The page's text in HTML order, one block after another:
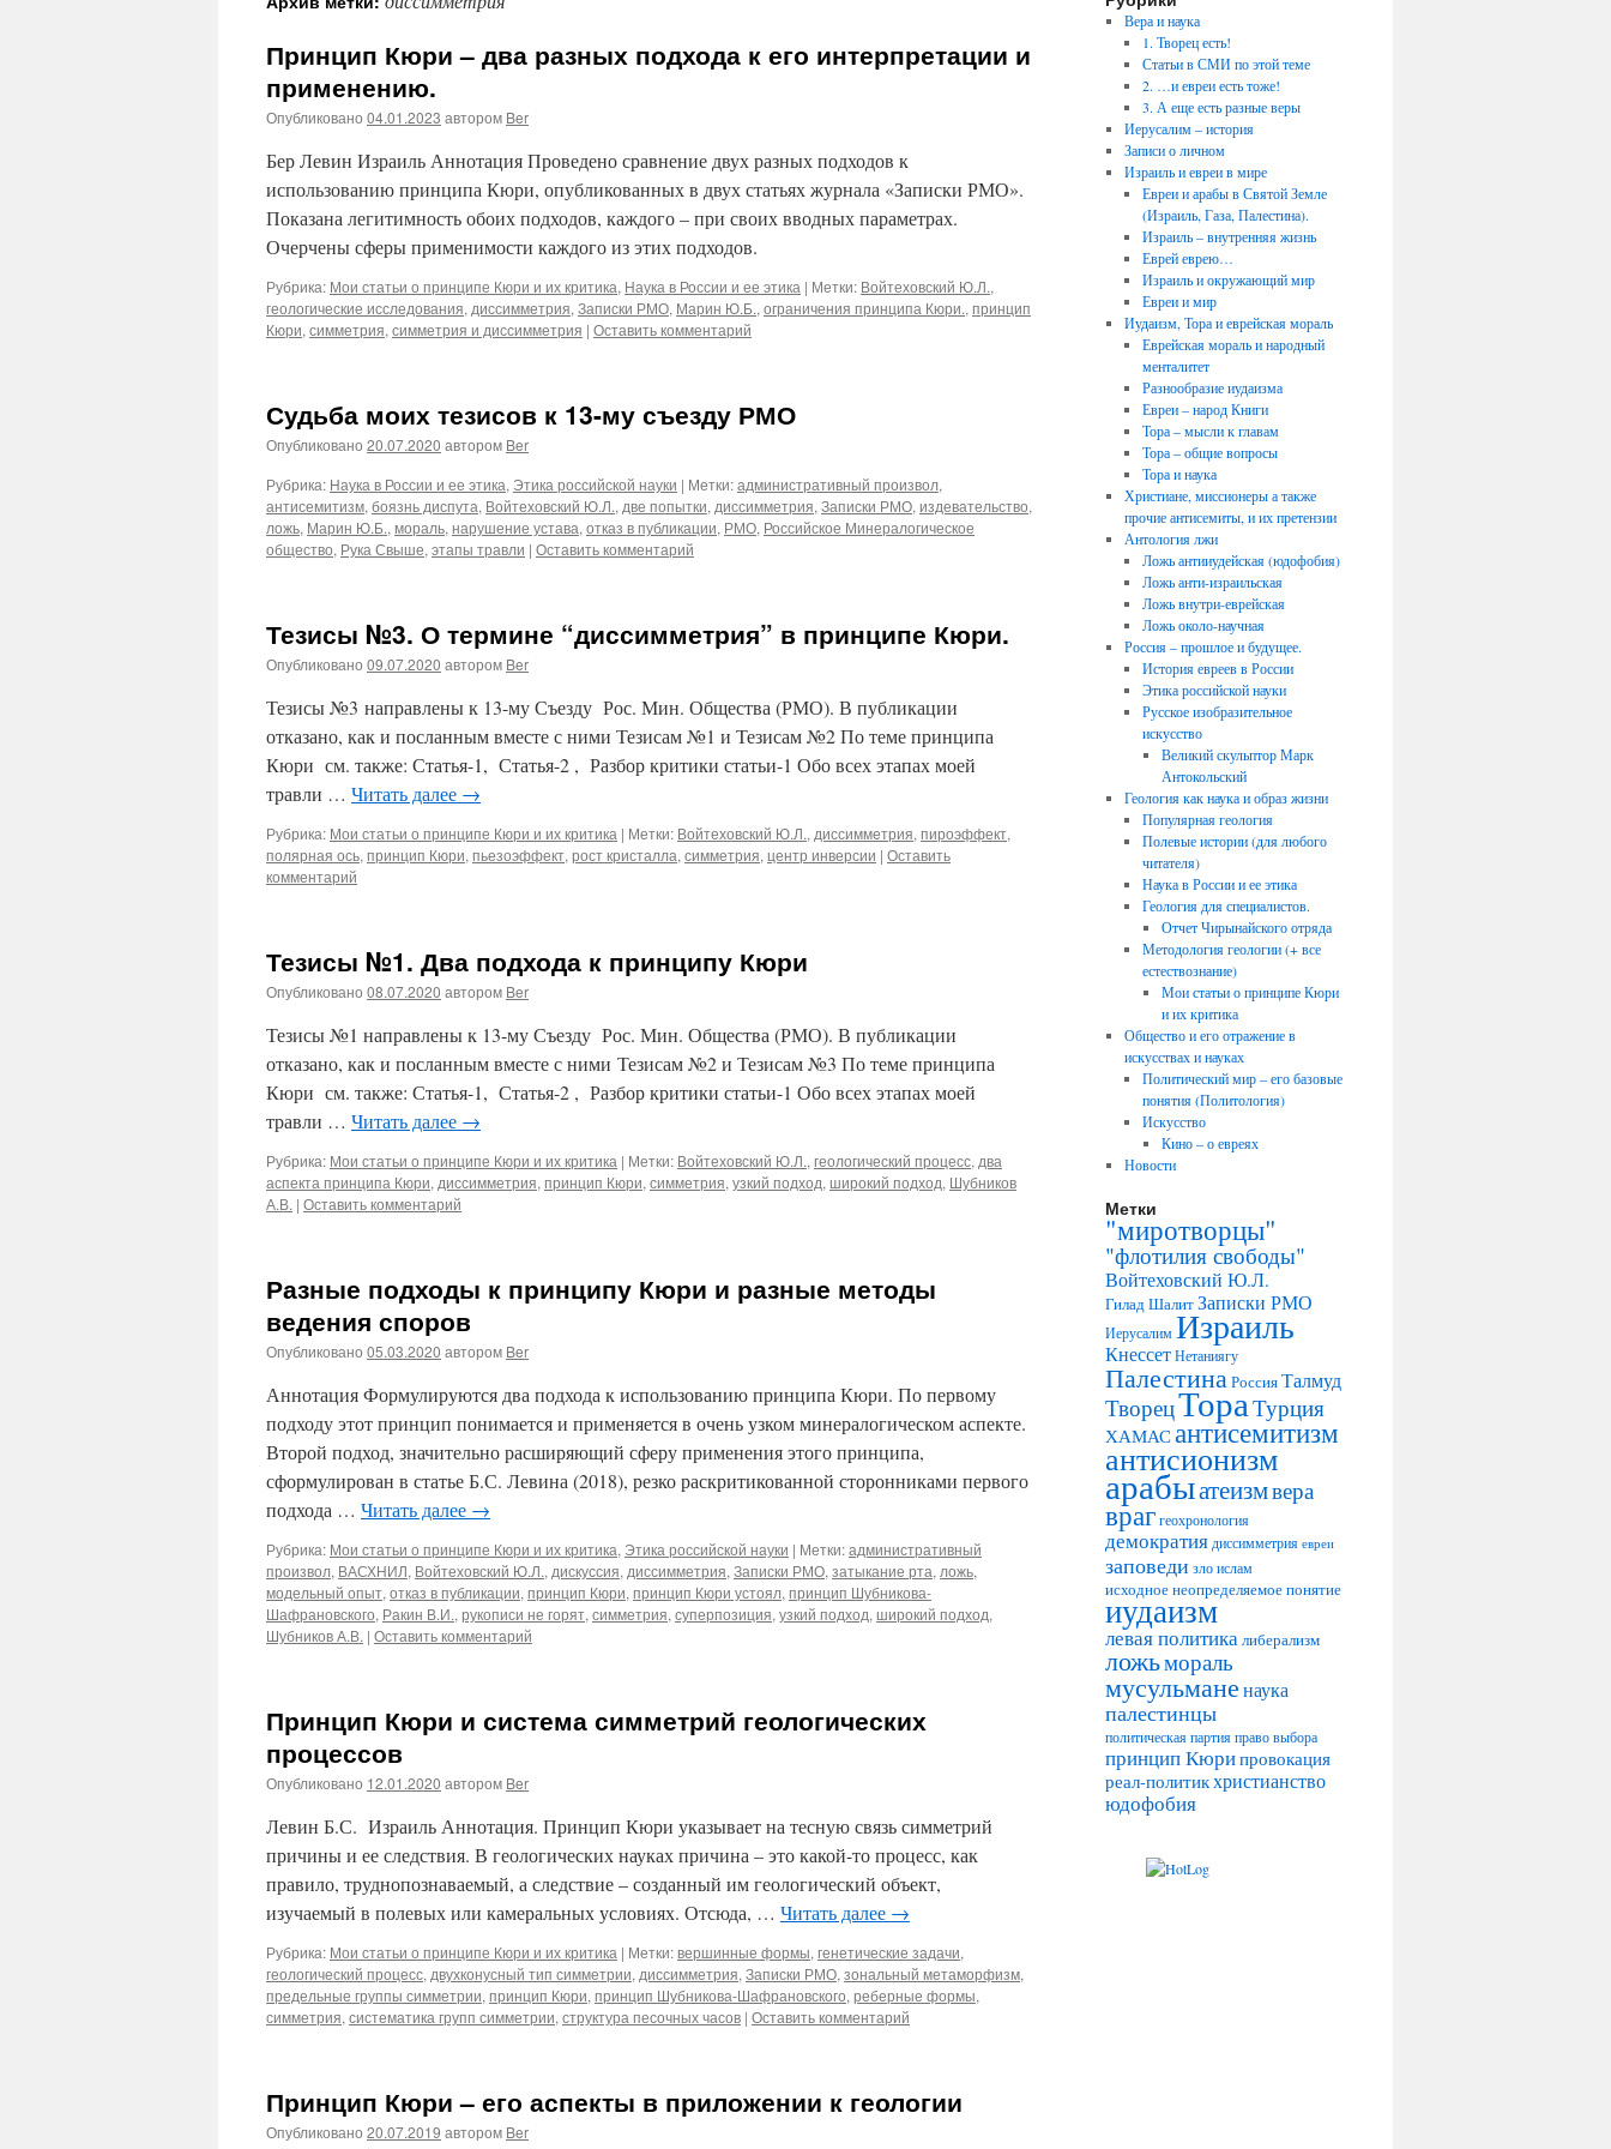
Принцип Кюри – два разных подхода к его интерпретации и
применению.
Опубликовано 04.01.2023 автором Ber
Бер Левин Израиль Аннотация Проведено сравнение двух разных подходов к
использованию принципа Кюри, опубликованных в двух статьях журнала «Записки РМО».
Показана легитимность обоих подходов, каждого – при своих вводных параметрах.
Очерчены сферы применимости каждого из этих подходов.
Рубрика: Мои статьи о принципе Кюри и их критика, Наука в России и ее этика | Метки: Войтеховский Ю.Л.,
геологические исследования, диссимметрия, Записки РМО, Марин Ю.Б., ограничения принципа Кюри., принцип
Кюри, симметрия, симметрия и диссимметрия | Оставить комментарий
Судьба моих тезисов к 13-му съезду РМО
Опубликовано 20.07.2020 автором Ber
Рубрика: Наука в России и ее этика, Этика российской науки | Метки:административный произвол,
антисемитизм, боязнь диспута, Войтеховский Ю.Л., две попытки, диссимметрия, Записки РМО, издевательство,
ложь, Марин Ю.Б., мораль, нарушение устава, отказ в публикации, РМО, Российское Минералогическое
общество, Рука Свыше, этапы травли | Оставить комментарий
Тезисы №3. О термине “диссимметрия” в принципе Кюри.
Опубликовано 09.07.2020 автором Ber
Тезисы №3 направлены к 13-му Съезду Рос. Мин. Общества (РМО). В публикации
отказано, как и посланным вместе с ними Тезисам №1 и Тезисам №2 По теме принципа
Кюри см. также: Статья-1, Статья-2 , Разбор критики статьи-1 Обо всех этапах моей
травли … Читать далее →
Рубрика: Мои статьи о принципе Кюри и их критика | Метки: Войтеховский Ю.Л., диссимметрия, пироэффект,
полярная ось, принцип Кюри, пьезоэффект, рост кристалла, симметрия, центр инверсии | Оставить
комментарий
Тезисы №1. Два подхода к принципу Кюри
Опубликовано 08.07.2020 автором Ber
Тезисы №1 направлены к 13-му Съезду Рос. Мин. Общества (РМО). В публикации
отказано, как и посланным вместе с ними Тезисам №2 и Тезисам №3 По теме принципа
Кюри см. также: Статья-1, Статья-2 , Разбор критики статьи-1 Обо всех этапах моей
травли … Читать далее →
Рубрика: Мои статьи о принципе Кюри и их критика | Метки: Войтеховский Ю.Л., геологический процесс, два
аспекта принципа Кюри, диссимметрия, принцип Кюри, симметрия, узкий подход, широкий подход, Шубников
А.В. | Оставить комментарий
Разные подходы к принципу Кюри и разные методы
ведения споров
Опубликовано 05.03.2020 автором Ber
Аннотация Формулируются два подхода к использованию принципа Кюри. По первому
подходу этот принцип понимается и применяется в очень узком минералогическом аспекте.
Второй подход, значительно расширяющий сферу применения этого принципа,
сформулирован в статье Б.С. Левина (2018), резко раскритикованной сторонниками первого
подхода … Читать далее →
Рубрика: Мои статьи о принципе Кюри и их критика, Этика российской науки | Метки:административный
произвол, ВАСХНИЛ, Войтеховский Ю.Л., дискуссия, диссимметрия, Записки РМО, затыкание рта, ложь,
модельный опыт, отказ в публикации, принцип Кюри, принцип Кюри устоял, принцип Шубникова-
Шафрановского, Ракин В.И., рукописи не горят, симметрия, суперпозиция, узкий подход, широкий подход,
Шубников А.В. | Оставить комментарий
Принцип Кюри и система симметрий геологических
процессов
Опубликовано 12.01.2020 автором Ber
Левин Б.С. Израиль Аннотация. Принцип Кюри указывает на тесную связь симметрий
причины и ее следствия. В геологических науках причина – это какой-то процесс, как
правило, труднопознаваемый, а следствие – созданный им геологический объект,
изучаемый в полевых или камеральных условиях. Отсюда, … Читать далее →
Рубрика: Мои статьи о принципе Кюри и их критика | Метки:вершинные формы, генетические задачи,
геологический процесс, двухконусный тип симметрии, диссимметрия, Записки РМО, зональный метаморфизм,
предельные группы симметрии, принцип Кюри, принцип Шубникова-Шафрановского, реберные формы,
симметрия, систематика групп симметрии, структура песочных часов | Оставить комментарий
Принцип Кюри – его аспекты в приложении к геологии
Опубликовано 20.07.2019 автором Ber
Вера и наука
1. Творец есть!
Статьи в СМИ по этой теме
2. …и евреи есть тоже!
3. А еще есть разные веры
Иерусалим – история
Записи о личном
Израиль и евреи в мире
Евреи и арабы в Святой Земле
(Израиль, Газа, Палестина).
Израиль – внутренняя жизнь
Еврей еврею…
Израиль и окружающий мир
Евреи и мир
Иудаизм, Тора и еврейская мораль
Еврейская мораль и народный
менталитет
Разнообразие иудаизма
Евреи – народ Книги
Тора – мысли к главам
Тора – общие вопросы
Тора и наука
Христиане, миссионеры а также
прочие антисемиты, и их претензии
Антология лжи
Ложь антииудейская (юдофобия)
Ложь анти-израильская
Ложь внутри-еврейская
Ложь около-научная
Россия – прошлое и будущее.
История евреев в России
Этика российской науки
Русское изобразительное
искусство
Великий скульптор Марк
Антокольский
Геология как наука и образ жизни
Популярная геология
Полевые истории (для любого
читателя)
Наука в России и ее этика
Геология для специалистов.
Отчет Чирынайского отряда
Методология геологии (+ все
естествознание)
Мои статьи о принципе Кюри
и их критика
Общество и его отражение в
искусствах и науках
Политический мир – его базовые
понятия (Политология)
Искусство
Кино – о евреях
Новости
Метки
"миротворцы"
"флотилия свободы"
Войтеховский Ю.Л.
Гилад ШалитЗаписки РМО
ИерусалимИзраиль
КнессетНетаниягу
ПалестинаРоссияТалмуд
ТворецТораТурция
ХАМАСантисемитизм
антисионизм
арабыатеизмвера
враггеохронология
демократия диссимметрия евреи
заповеди злоислам
исходное неопределяемое понятие
иудаизм
левая политикалиберализм
ложьмораль
мусульмане наука
палестинцы
политическая партияправо выбора
принцип Кюрипровокация
реал-политикхристианство
юдофобия